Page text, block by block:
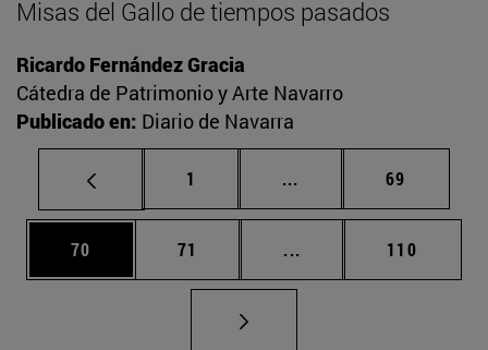
Misas del Gallo de tiempos pasados
Ricardo Fernández Gracia
Cátedra de Patrimonio y Arte Navarro
Publicado en: Diario de Navarra
Página
1 ... Páginas intermedias
Página
69
Página
70 Página
71 ... Páginas intermedias
Página
110